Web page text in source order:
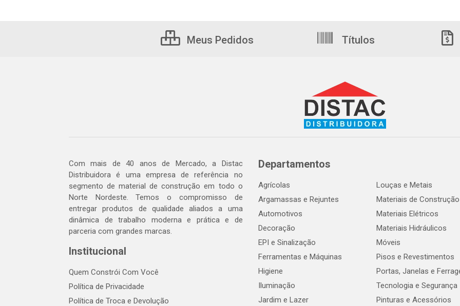
Meus Pedidos Títulos
Com mais de 40 anos de Mercado, a Distac
Distribuidora é uma empresa de referência no
segmento de material de construção em todo o
Norte Nordeste. Temos o compromisso de
entregar produtos de qualidade aliados a uma
dinâmica de trabalho moderna e prática e de
parceria com grandes marcas.
Institucional
Quem Constrói Com Você
Política de Privacidade
Política de Troca e Devolução
Departamentos
Agrícolas
Argamassas e Rejuntes
Automotivos
Decoração
EPI e Sinalização
Ferramentas e Máquinas
Higiene
Iluminação
Jardim e Lazer
Louças e Metais
Materiais de Construção
Materiais Elétricos
Materiais Hidráulicos
Móveis
Pisos e Revestimentos
Portas, Janelas e
Tecnologia e Segurança
Pinturas e Acessórios